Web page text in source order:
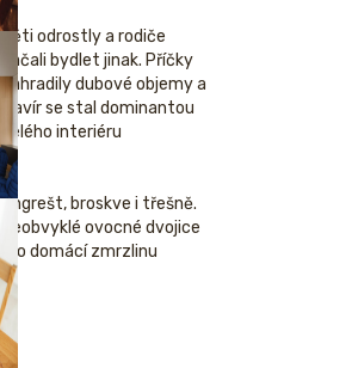
Děti odrostly a rodiče
začali bydlet jinak. Příčky
nahradily dubové objemy a
klavír se stal dominantou
celého interiéru
Angrešt, broskve i třešně.
Neobvyklé ovocné dvojice
pro domácí zmrzlinu